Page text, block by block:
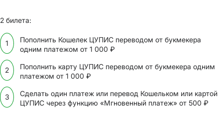
2 билета:
Пополнить Кошелек ЦУПИС переводом от букмекера
одним платежом от 1 000 ₽
Пополнить карту ЦУПИС переводом от букмекера одним
платежом от 1 000 ₽
Сделать один платеж или перевод Кошельком или картой
ЦУПИС через функцию «Мгновенный платеж» от 500 ₽